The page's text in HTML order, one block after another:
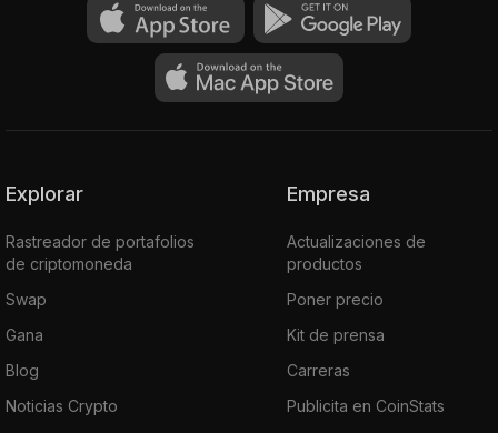
Explorar
Rastreador de portafolios
de criptomoneda
Swap
Gana
Blog
Noticias Crypto
Empresa
Actualizaciones de
productos
Poner precio
Kit de prensa
Carreras
Publicita en CoinStats